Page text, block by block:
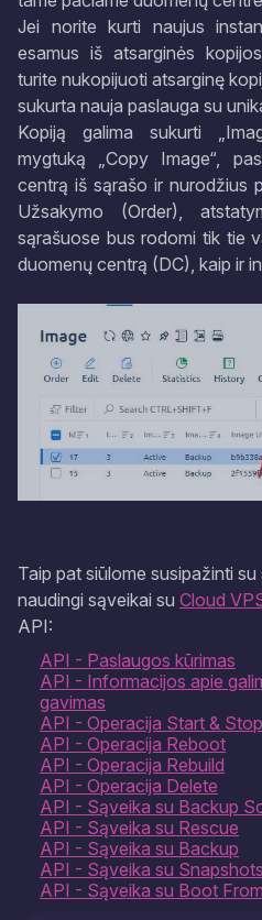
Jei norite kurti naujus
esamus iš atsarginės
turite nukopijuoti atsarginę
sukurta nauja paslauga su
Kopiją galima sukurti
mygtuką „Copy Image“,
centrą iš sąrašo ir nurodžius
Užsakymo (Order),
sąrašuose bus rodomi tik tie
duomenų centrą (DC), kaip ir
Taip pat siūlome susipažinti
naudingi sąveikai su Cloud
API:
API - Paslaugos kūrimas
API - Informacijos apie
gavimas
API - Operacija Start & Stop
API - Operacija Reboot
API - Operacija Rebuild
API - Operacija Delete
API - Sąveika su Backup
API - Sąveika su Rescue
API - Sąveika su Backup
API - Sąveika su Snapshots
API - Sąveika su Boot